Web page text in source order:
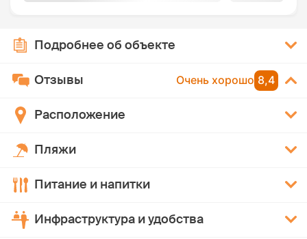
Подробнее об объекте
Отзывы Очень хорошо 8,4
Расположение
Пляжи
Питание и напитки
Инфраструктура и удобства